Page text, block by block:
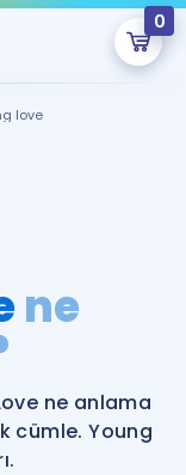
0
eğitim seni
love
ne
ne anlama
cümle. Young